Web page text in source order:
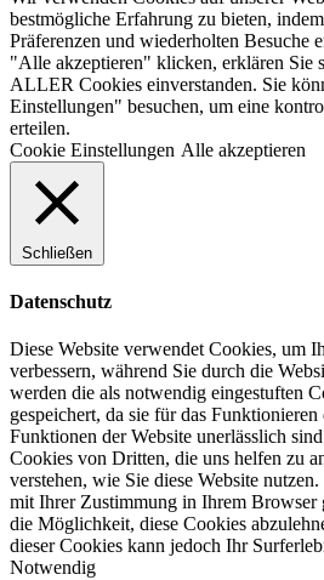
bestmögliche Erfahrung zu bieten,
Präferenzen und wiederholten Besuche
"Alle akzeptieren" klicken, erklären Sie
ALLER Cookies einverstanden. Sie
Einstellungen" besuchen, um eine
erteilen.
Cookie Einstellungen Alle akzeptieren
Schließen
Datenschutz
Diese Website verwendet Cookies, um
verbessern, während Sie durch die
werden die als notwendig eingestuften
gespeichert, da sie für das
Funktionen der Website unerlässlich
Cookies von Dritten, die uns helfen zu
verstehen, wie Sie diese Website
mit Ihrer Zustimmung in Ihrem Browser
die Möglichkeit, diese Cookies
dieser Cookies kann jedoch Ihr
Notwendig